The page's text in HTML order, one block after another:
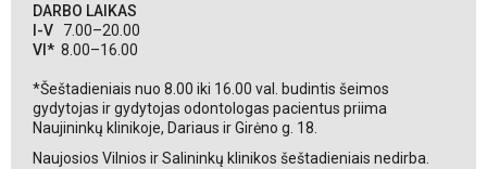
DARBO LAIKAS
I-V 7.00–20.00
VI* 8.00–16.00
*Šeštadieniais nuo 8.00 iki 16.00 val. budintis šeimos
gydytojas ir gydytojas odontologas pacientus priima
Naujininkų klinikoje, Dariaus ir Girėno g. 18.
Naujosios Vilnios ir Salininkų klinikos šeštadieniais nedirba.